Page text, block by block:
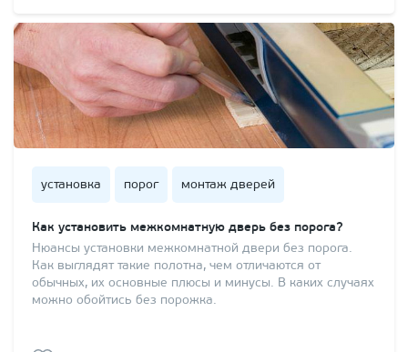
установка порог монтаж дверей
Как установить межкомнатную дверь без порога?
Нюансы установки межкомнатной двери без порога.
Как выглядят такие полотна, чем отличаются от
обычных, их основные плюсы и минусы. В каких случаях
можно обойтись без порожка.